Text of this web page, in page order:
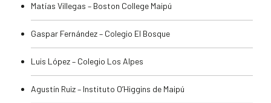
Matías Villegas – Boston College Maipú
Gaspar Fernández – Colegio El Bosque
Luis López – Colegio Los Alpes
Agustín Ruiz – Instituto O’Higgins de Maipú